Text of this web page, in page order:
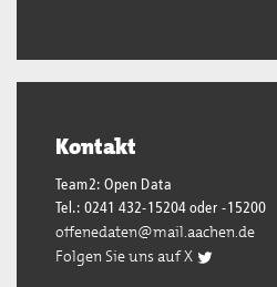
Kontakt
Team2: Open Data
Tel.: 0241 432-15204 oder -15200
offenedaten@mail.aachen.de
Folgen Sie uns auf X